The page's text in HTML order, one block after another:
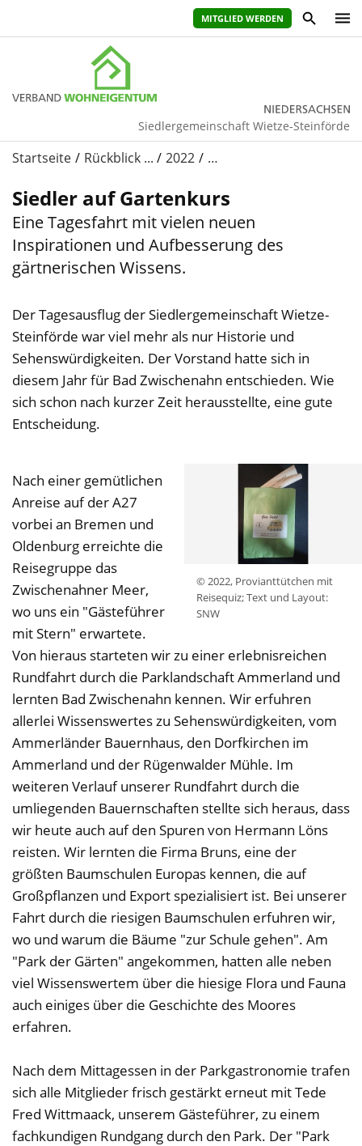
MITGLIED WERDEN
Siedlergemeinschaft Wietze-Steinförde
Startseite Rückblick ... 2022 …
Siedler auf Gartenkurs
Eine Tagesfahrt mit vielen neuen
Inspirationen und Aufbesserung des
gärtnerischen Wissens.
Der Tagesausflug der Siedlergemeinschaft Wietze-
Steinförde war viel mehr als nur Historie und
Sehenswürdigkeiten. Der Vorstand hatte sich in
diesem Jahr für Bad Zwischenahn entschieden. Wie
sich schon nach kurzer Zeit herausstellte, eine gute
Entscheidung.
© 2022, Provianttütchen mit
Reisequiz; Text und Layout:
SNW
Nach einer gemütlichen
Anreise auf der A27
vorbei an Bremen und
Oldenburg erreichte die
Reisegruppe das
Zwischenahner Meer,
wo uns ein "Gästeführer
mit Stern" erwartete.
Von hieraus starteten wir zu einer erlebnisreichen
Rundfahrt durch die Parklandschaft Ammerland und
lernten Bad Zwischenahn kennen. Wir erfuhren
allerlei Wissenswertes zu Sehenswürdigkeiten, vom
Ammerländer Bauernhaus, den Dorfkirchen im
Ammerland und der Rügenwalder Mühle. Im
weiteren Verlauf unserer Rundfahrt durch die
umliegenden Bauernschaften stellte sich heraus, dass
wir heute auch auf den Spuren von Hermann Löns
reisten. Wir lernten die Firma Bruns, eine der
größten Baumschulen Europas kennen, die auf
Großpflanzen und Export spezialisiert ist. Bei unserer
Fahrt durch die riesigen Baumschulen erfuhren wir,
wo und warum die Bäume "zur Schule gehen". Am
"Park der Gärten" angekommen, hatten alle neben
viel Wissenswertem über die hiesige Flora und Fauna
auch einiges über die Geschichte des Moores
erfahren.
Nach dem Mittagessen in der Parkgastronomie trafen
sich alle Mitglieder frisch gestärkt erneut mit Tede
Fred Wittmaack, unserem Gästeführer, zu einem
fachkundigen Rundgang durch den Park. Der "Park